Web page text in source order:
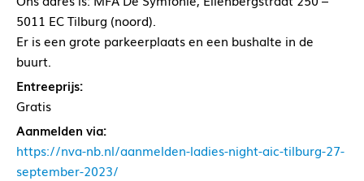
5011 EC Tilburg (noord).
Er is een grote parkeerplaats en een bushalte in de
buurt.
Entreeprijs:
Gratis
Aanmelden via:
https://nva-nb.nl/aanmelden-ladies-night-aic-tilburg-27-
september-2023/